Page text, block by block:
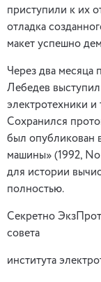
приступили к их
отладка
макет успешно
Через два месяца
Лебедев
электротехники
Сохранился
был опубликован
машины» (1992, No
для истории
полностью.
Секретно
совета
института